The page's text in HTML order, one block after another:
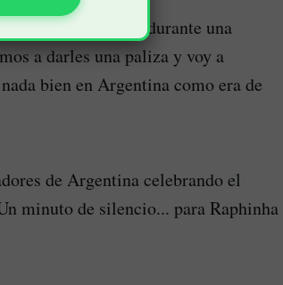
en la previa, durante una
a darles una paliza y voy a
bien en Argentina como era de
de Argentina celebrando el
minuto de silencio... para Raphinha